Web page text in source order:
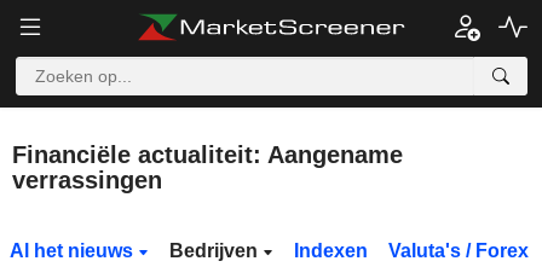
Financiële actualiteit: Aangename
verrassingen
Al het nieuws Bedrijven Indexen Valuta's / Forex